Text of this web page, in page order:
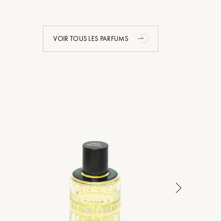
VOIR TOUS LES PARFUMS